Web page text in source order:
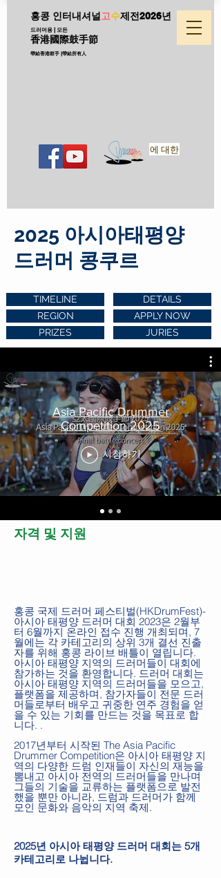
홍콩 인터내셔널 고수제전2026년
드러머용 | 모든
香港國際鼓手節
帶給香港鼓手 |帶給所有人
에 대한
2025 아시아태평양
드러머 콩쿠르
TIMELINE
REGION
PRIZES
DETAILS
APPLY NOW
JURIES
Asia Pacific Drummer
Competition 2025
시청하기
자격 및 지원
홍콩 국제 드러머 페스티벌(HKDrumFest)-
아시아 태평양 드러머 대회 2023은 2월부
터 6월까지 온라인 접수 진행 개최되며, 7
월에는 각 카테고리의 상위 3개 결선 진출
자를 위해 홍콩 라이브 배틀이 열립니다.
아시아 태평양 지역의 드러머들이 대회에
참가하는 것을 환영합니다. 드러머 대회는
아시아 태평양 지역의 드러머들을 모으고,
플랫폼을 제공하며, 참가자들이 전문 드러
머들로부터 배우고 귀중한 연주 경험을 얻
을 수 있는 기회를 만드는 것을 목표로 합
니다. . ​
2017년부터 시작된 The Asia Pacific
Drummer Competition은 아시아 태평양 지
역의 다양한 드럼 인재들이 자신의 재능을
뽐내고 아시아 전역의 드러머들을 만나며
그들의 기술을 교류하는 플랫폼으로 발전
했을 뿐만 아니라, 드럼과 드러머가 함께
모인 문화와 음악의 지역 축제.
2025년 아시아 태평양 드러머 대회는 5개
카테고리로 나뉩니다.